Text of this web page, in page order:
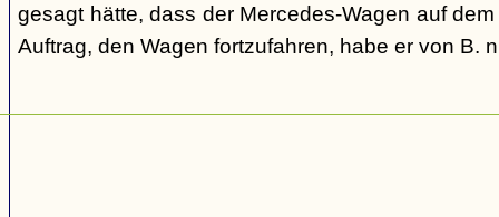
gesagt hätte, dass der Mercedes-Wagen auf
Auftrag, den Wagen fortzufahren, habe er von B.